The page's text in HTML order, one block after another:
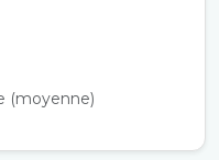
(moyenne)